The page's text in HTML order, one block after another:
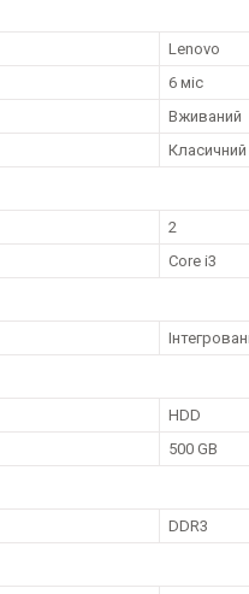
Lenovo
6 міс
Вживаний
2
Core i3
HDD
500 GB
DDR3